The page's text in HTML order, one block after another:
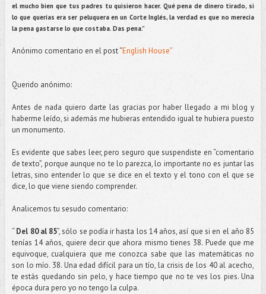
el mucho bien que tus padres tu quisieron hacer. Qué pena de dinero tirado, si
lo que querías era ser peluquera en un Corte Inglés, la verdad es que no merecía
la pena gastarse lo que costaba. Das pena.”
Anónimo comentario en el post “English House”
Querido anónimo:
Antes de nada quiero darte las gracias por haber llegado a mi blog y
haberme leído, si además me hubieras entendido igual te hubiera puesto
un monumento.
Es evidente que sabes leer, pero seguro que suspendiste en “comentario
de texto”, porque aunque no te lo parezca, lo importante no es juntar las
letras, sino entender lo que se dice en el texto y el tono con el que se
dice, lo que viene siendo comprender.
Analicemos tu sesudo comentario:
“Del 80 al 85”, sólo se podía ir hasta los 14 años, así que si en el año 85
tenías 14 años, quiere decir que ahora mismo tienes 38. Puede que me
equivoque, cualquiera que me conozca sabe que las matemáticas no
son lo mío. 38. Una edad difícil para un tío, la crisis de los 40 al acecho,
te estás quedando sin pelo, y hace tiempo que no te ves los pies. Una
época dura pero yo no tengo la culpa.